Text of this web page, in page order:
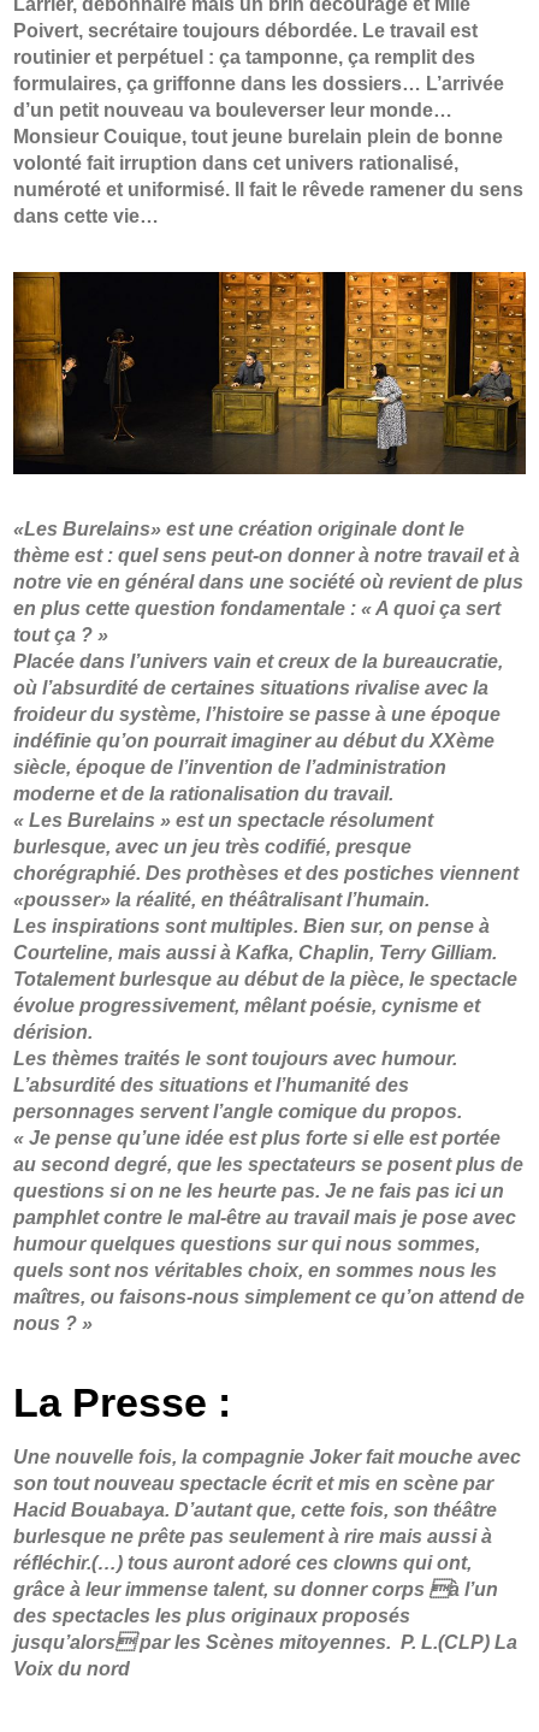
Larrier, débonnaire mais un brin découragé et Mlle
Poivert, secrétaire toujours débordée. Le travail est
routinier et perpétuel : ça tamponne, ça remplit des
formulaires, ça griffonne dans les dossiers… L’arrivée
d’un petit nouveau va bouleverser leur monde…
Monsieur Couique, tout jeune burelain plein de bonne
volonté fait irruption dans cet univers rationalisé,
numéroté et uniformisé. Il fait le rêvede ramener du sens
dans cette vie…
«Les Burelains» est une création originale dont le
thème est : quel sens peut-on donner à notre travail et à
notre vie en général dans une société où revient de plus
en plus cette question fondamentale : « A quoi ça sert
tout ça ? »
Placée dans l’univers vain et creux de la bureaucratie,
où l’absurdité de certaines situations rivalise avec la
froideur du système, l’histoire se passe à une époque
indéfinie qu’on pourrait imaginer au début du XXème
siècle, époque de l’invention de l’administration
moderne et de la rationalisation du travail.
« Les Burelains » est un spectacle résolument
burlesque, avec un jeu très codifié, presque
chorégraphié. Des prothèses et des postiches viennent
«pousser» la réalité, en théâtralisant l’humain.
Les inspirations sont multiples. Bien sur, on pense à
Courteline, mais aussi à Kafka, Chaplin, Terry Gilliam.
Totalement burlesque au début de la pièce, le spectacle
évolue progressivement, mêlant poésie, cynisme et
dérision.
Les thèmes traités le sont toujours avec humour.
L’absurdité des situations et l’humanité des
personnages servent l’angle comique du propos.
« Je pense qu’une idée est plus forte si elle est portée
au second degré, que les spectateurs se posent plus de
questions si on ne les heurte pas. Je ne fais pas ici un
pamphlet contre le mal-être au travail mais je pose avec
humour quelques questions sur qui nous sommes,
quels sont nos véritables choix, en sommes nous les
maîtres, ou faisons-nous simplement ce qu’on attend de
nous ? »
La Presse :
Une nouvelle fois, la compagnie Joker fait mouche avec
son tout nouveau spectacle écrit et mis en scène par
Hacid Bouabaya. D’autant que, cette fois, son théâtre
burlesque ne prête pas seulement à rire mais aussi à
réfléchir.(…) tous auront adoré ces clowns qui ont,
grâce à leur immense talent, su donner corps à l’un
des spectacles les plus originaux proposés
jusqu’alors par les Scènes mitoyennes. P. L.(CLP) La
Voix du nord